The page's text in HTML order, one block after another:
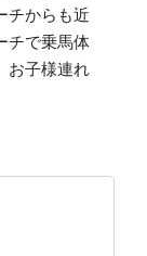
チからも近
チで乗馬体
お子様連れ